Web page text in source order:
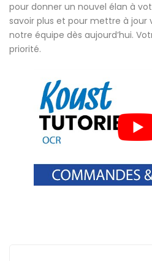
pour donner un nouvel élan à
savoir plus et pour mettre à jour
notre équipe dès aujourd’hui.
priorité.